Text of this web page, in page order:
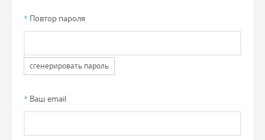
* Повтор пароля
сгенерировать пароль
* Ваш email